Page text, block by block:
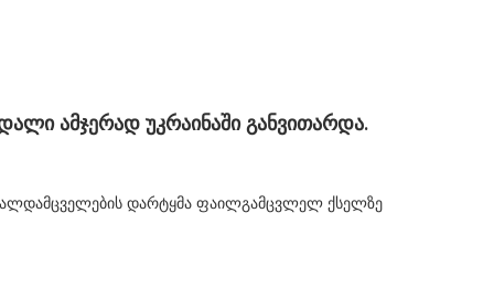
ამჯერად უკრაინაში განვითარდა.
დარტყმა ფაილგამცვლელ ქსელზე